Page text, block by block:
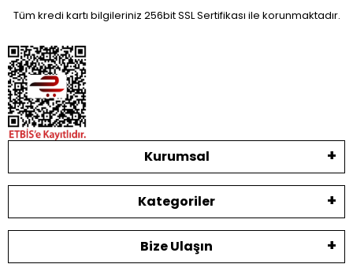
Tüm kredi kartı bilgileriniz 256bit SSL Sertifikası ile korunmaktadır.
Kurumsal
Kategoriler
Bize Ulaşın